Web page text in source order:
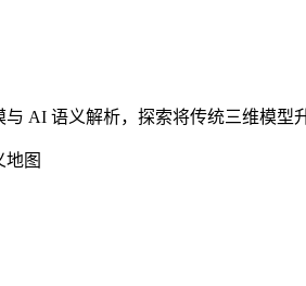
AI 语义解析，探索将传统三维模型